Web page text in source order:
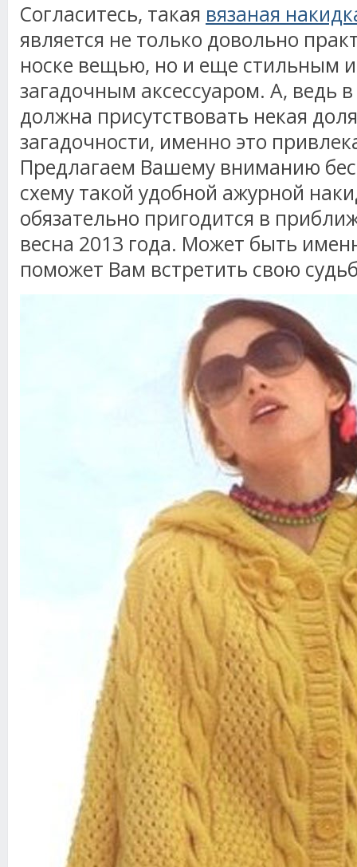
Согласитесь, такая вязаная
является не только довольно
носке вещью, но и еще стильным и
загадочным аксессуаром. А, ведь
должна присутствовать некая
загадочности, именно это
Предлагаем Вашему вниманию
схему такой удобной ажурной
обязательно пригодится в
весна 2013 года. Может быть
поможет Вам встретить свою